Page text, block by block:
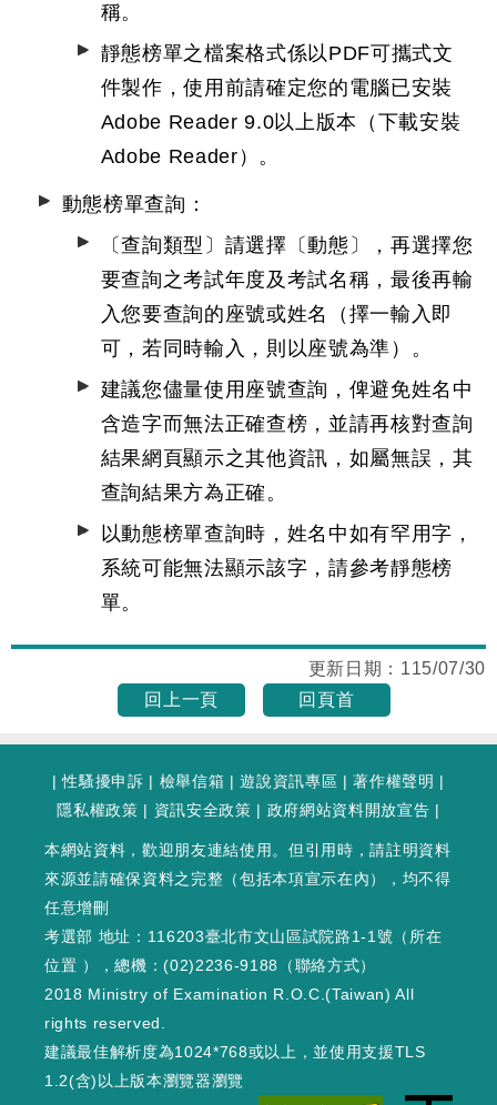
稱。
靜態榜單之檔案格式係以PDF可攜式文
件製作，使用前請確定您的電腦已安裝
Adobe Reader 9.0以上版本（下載安裝
Adobe Reader ）。
動態榜單查詢：
〔查詢類型〕請選擇〔動態〕，再選擇您
要查詢之考試年度及考試名稱，最後再輸
入您要查詢的座號或姓名（擇一輸入即
可，若同時輸入，則以座號為準）。
建議您儘量使用座號查詢，俾避免姓名中
含造字而無法正確查榜，並請再核對查詢
結果網頁顯示之其他資訊，如屬無誤，其
查詢結果方為正確。
以動態榜單查詢時，姓名中如有罕用字，
系統可能無法顯示該字，請參考靜態榜
單。
更新日期： 115/07/30
回上一頁
回頁首
|性騷擾申訴 | 檢舉信箱 |遊說資訊專區 |著作權聲明 |
隱私權政策 | 資訊安全政策 | 政府網站資料開放宣告 |
本網站資料，歡迎朋友連結使用。但引用時，請註明資料
來源並請確保資料之完整（包括本項宣示在內），均不得
任意增刪
考選部 地址：116203臺北市文山區試院路1-1號（ 所在
位置 ），總機：(02)2236-9188（聯絡方式）
2018 Ministry of Examination R.O.C.(Taiwan) All
rights reserved.
建議最佳解析度為1024*768或以上，並使用支援TLS
1.2(含)以上版本瀏覽器瀏覽